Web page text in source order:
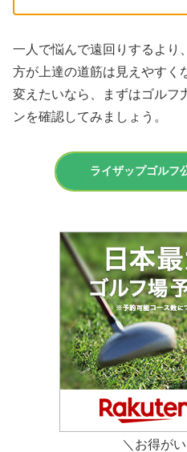
一人で悩んで遠回りするより
方が上達の道筋は見えやすく
変えたいなら、まずはゴルフ
ンを確認してみましょう。
ライザップゴルフ
＼お得が